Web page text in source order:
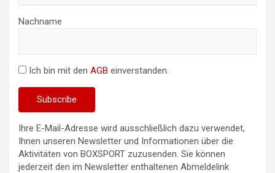
Nachname
Ich bin mit den AGB einverstanden.
Ihre E-Mail-Adresse wird ausschließlich dazu verwendet,
Ihnen unseren Newsletter und Informationen über die
Aktivitäten von BOXSPORT zuzusenden. Sie können
jederzeit den im Newsletter enthaltenen Abmeldelink